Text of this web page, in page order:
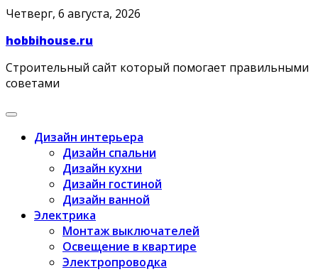
Skip
content
Четверг, 6 августа, 2026
hobbihouse.ru
Строительный сайт который помогает правильными
советами
Дизайн интерьера
Дизайн спальни
Дизайн кухни
Дизайн гостиной
Дизайн ванной
Электрика
Монтаж выключателей
Освещение в квартире
Электропроводка